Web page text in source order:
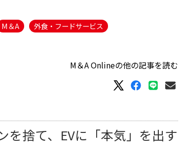
M＆A 外食・フードサービス
M＆A Onlineの他の記事を読む
を捨て、EVに「本気」を出す